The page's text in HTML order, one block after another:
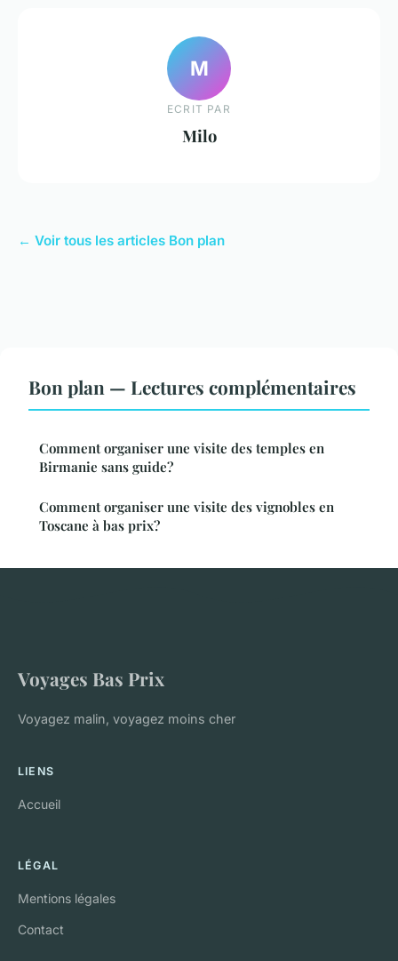
M
ECRIT PAR
Milo
← Voir tous les articles Bon plan
Bon plan — Lectures complémentaires
Comment organiser une visite des temples en
Birmanie sans guide?
Comment organiser une visite des vignobles en
Toscane à bas prix?
Voyages Bas Prix
Voyagez malin, voyagez moins cher
LIENS
Accueil
LÉGAL
Mentions légales
Contact